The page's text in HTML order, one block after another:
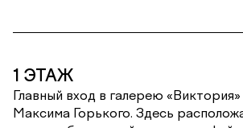
1 ЭТАЖ
Главный вход в галерею
Максима Горького. Здесь